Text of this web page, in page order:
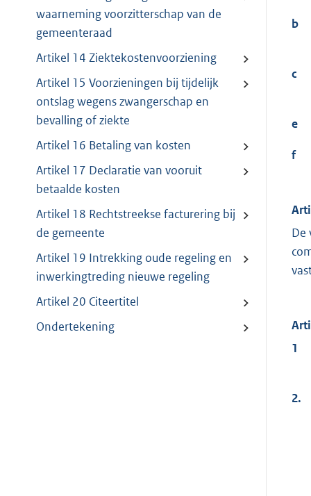
waarneming voorzitterschap van de
gemeenteraad
Artikel 14 Ziektekostenvoorziening
Artikel 15 Voorzieningen bij tijdelijk
ontslag wegens zwangerschap en
bevalling of ziekte
Artikel 16 Betaling van kosten
Artikel 17 Declaratie van vooruit
betaalde kosten
Artikel 18 Rechtstreekse facturering bij
de gemeente
Artikel 19 Intrekking oude regeling en
inwerkingtreding nieuwe regeling
Artikel 20 Citeertitel
Ondertekening
b
c
e
f
De
1
2.